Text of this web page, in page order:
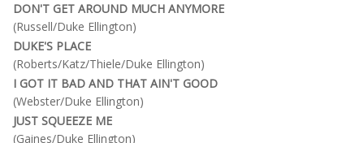
DON'T GET AROUND MUCH ANYMORE
(Russell/Duke Ellington)
DUKE'S PLACE
(Roberts/Katz/Thiele/Duke Ellington)
I GOT IT BAD AND THAT AIN'T GOOD
(Webster/Duke Ellington)
JUST SQUEEZE ME
(Gaines/Duke Ellington)